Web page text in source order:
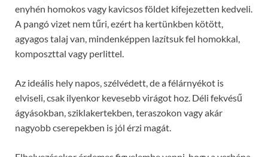
enyhén homokos vagy kavicsos földet kifejezetten kedveli.
A pangó vizet nem tűri, ezért ha kertünkben kötött,
agyagos talaj van, mindenképpen lazítsuk fel homokkal,
komposzttal vagy perlittel.
Az ideális hely napos, szélvédett, de a félárnyékot is
elviseli, csak ilyenkor kevesebb virágot hoz. Déli fekvésű
ágyásokban, sziklakertekben, teraszokon vagy akár
nagyobb cserepekben is jól érzi magát.